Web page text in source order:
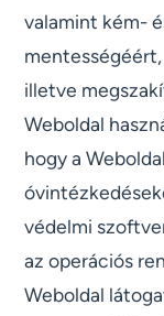
valamint kém-
illetve
Weboldal
hogy a
védelmi
az operációs
Weboldal